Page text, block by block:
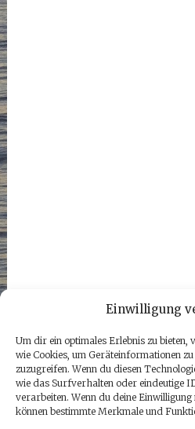
Einwilligung
Um dir ein optimales Erlebnis zu bieten,
wie Cookies, um Geräteinformationen
zuzugreifen. Wenn du diesen
wie das Surfverhalten oder eindeutige
verarbeiten. Wenn du deine
können bestimmte Merkmale und